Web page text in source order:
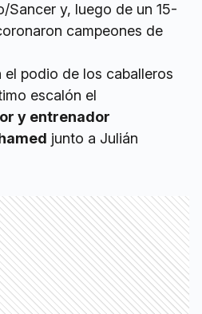
Sancer y, luego de un 15-
campeones de
el podio de los caballeros
escalón el
y entrenador
junto a Julián